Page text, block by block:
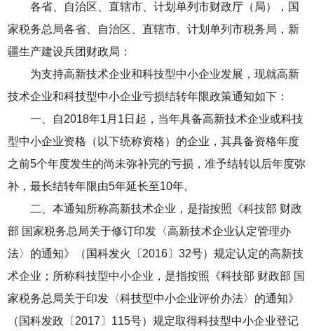
各省、自治区、直辖市、计划单列市财政厅（局），国
家税务总局各省、自治区、直辖市、计划单列市税务局，新
疆生产建设兵团财政局：
为支持高新技术企业和科技型中小企业发展，现就高新
技术企业和科技型中小企业亏损结转年限政策通知如下：
一、自2018年1月1日起，当年具备高新技术企业或科技
型中小企业资格（以下统称资格）的企业，其具备资格年度
之前5个年度发生的尚未弥补完的亏损，准予结转以后年度弥
补，最长结转年限由5年延长至10年。
二、本通知所称高新技术企业，是指按照《科技部 财政
部 国家税务总局关于修订印发〈高新技术企业认定管理办
法〉的通知》（国科发火〔2016〕32号）规定认定的高新技
术企业；所称科技型中小企业，是指按照《科技部 财政部 国
家税务总局关于印发〈科技型中小企业评价办法〉的通知》
（国科发政〔2017〕115号）规定取得科技型中小企业登记